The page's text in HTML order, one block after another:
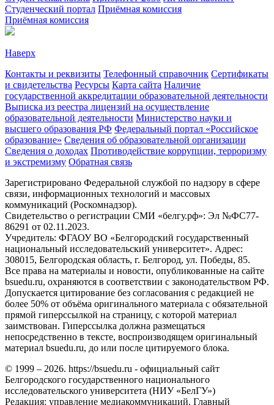
Студенческий портал Приёмная комиссия
Приёмная комиссия
Наверх
Контакты и реквизиты Телефонный справочник Сертификаты
и свидетельства Ресурсы Карта сайта Наличие
государственной аккредитации образовательной деятельности
Выписка из реестра лицензий на осуществление
образовательной деятельности Министерствo науки и
высшего образования РФ Федеральный портал «Российское
образование» Сведения об образовательной организации
Сведения о доходах Противодействие коррупции, терроризму
и экстремизму Обратная связь
Зарегистрировано Федеральной службой по надзору в сфере
связи, информационных технологий и массовых
коммуникаций (Роскомнадзор).
Свидетельство о регистрации СМИ «белгу.рф»: Эл №ФС77-
86291 от 02.11.2023.
Учредитель: ФГАОУ ВО «Белгородский государственный
национальный исследовательский университет». Адрес:
308015, Белгородская область, г. Белгород, ул. Победы, 85.
Все права на материалы и новости, опубликованные на сайте
bsuedu.ru, охраняются в соответствии с законодательством РФ.
Допускается цитирование без согласования с редакцией не
более 50% от объёма оригинального материала с обязательной
прямой гиперссылкой на страницу, с которой материал
заимствован. Гиперссылка должна размещаться
непосредственно в тексте, воспроизводящем оригинальный
материал bsuedu.ru, до или после цитируемого блока.
© 1999 – 2026. https://bsuedu.ru - официальный сайт
Белгородского государственного национального
исследовательского университета (НИУ «БелГУ»)
Редакция: управление медиакоммуникаций. Главный